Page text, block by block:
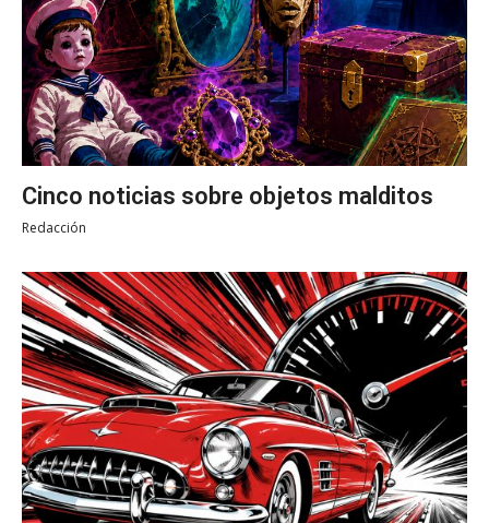
Cinco noticias sobre objetos malditos
Redacción